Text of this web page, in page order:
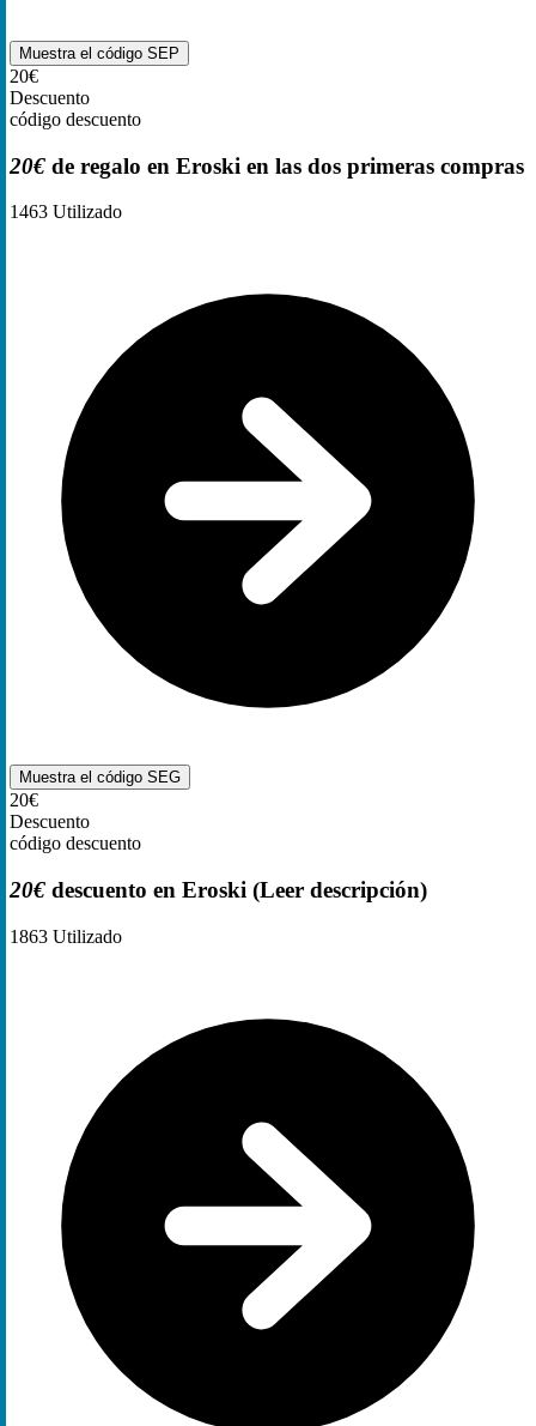
Muestra el código SEP
20€
Descuento
código descuento
20€ de regalo en Eroski en las dos primeras compras
1463 Utilizado
Muestra el código SEG
20€
Descuento
código descuento
20€ descuento en Eroski (Leer descripción)
1863 Utilizado